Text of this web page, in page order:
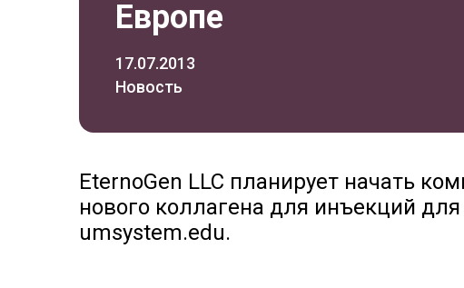
Европе
17.07.2013
Новость
EternoGen LLC планирует начать
нового коллагена для инъекций
umsystem.edu.